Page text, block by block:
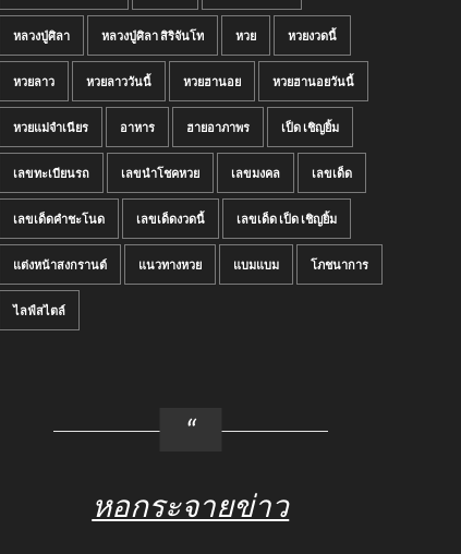
หลวงปู่ศิลา หลวงปู่ศิลา สิริจันโท หวย หวยงวดนี้
หวยลาว หวยลาววันนี้ หวยฮานอย หวยฮานอยวันนี้
หวยแม่จำเนียร อาหาร ฮายอาภาพร เป็ด เชิญยิ้ม
เลขทะเบียนรถ เลขนำโชคหวย เลขมงคล เลขเด็ด
เลขเด็ดคำชะโนด เลขเด็ดงวดนี้ เลขเด็ด เป็ด เชิญยิ้ม
แต่งหน้าสงกรานต์ แนวทางหวย แบมแบม โภชนาการ
ไลฟ์สไตล์
หอกระจายข่าว